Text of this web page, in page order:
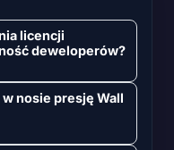
licencji
deweloperów?
w nosie presję Wall